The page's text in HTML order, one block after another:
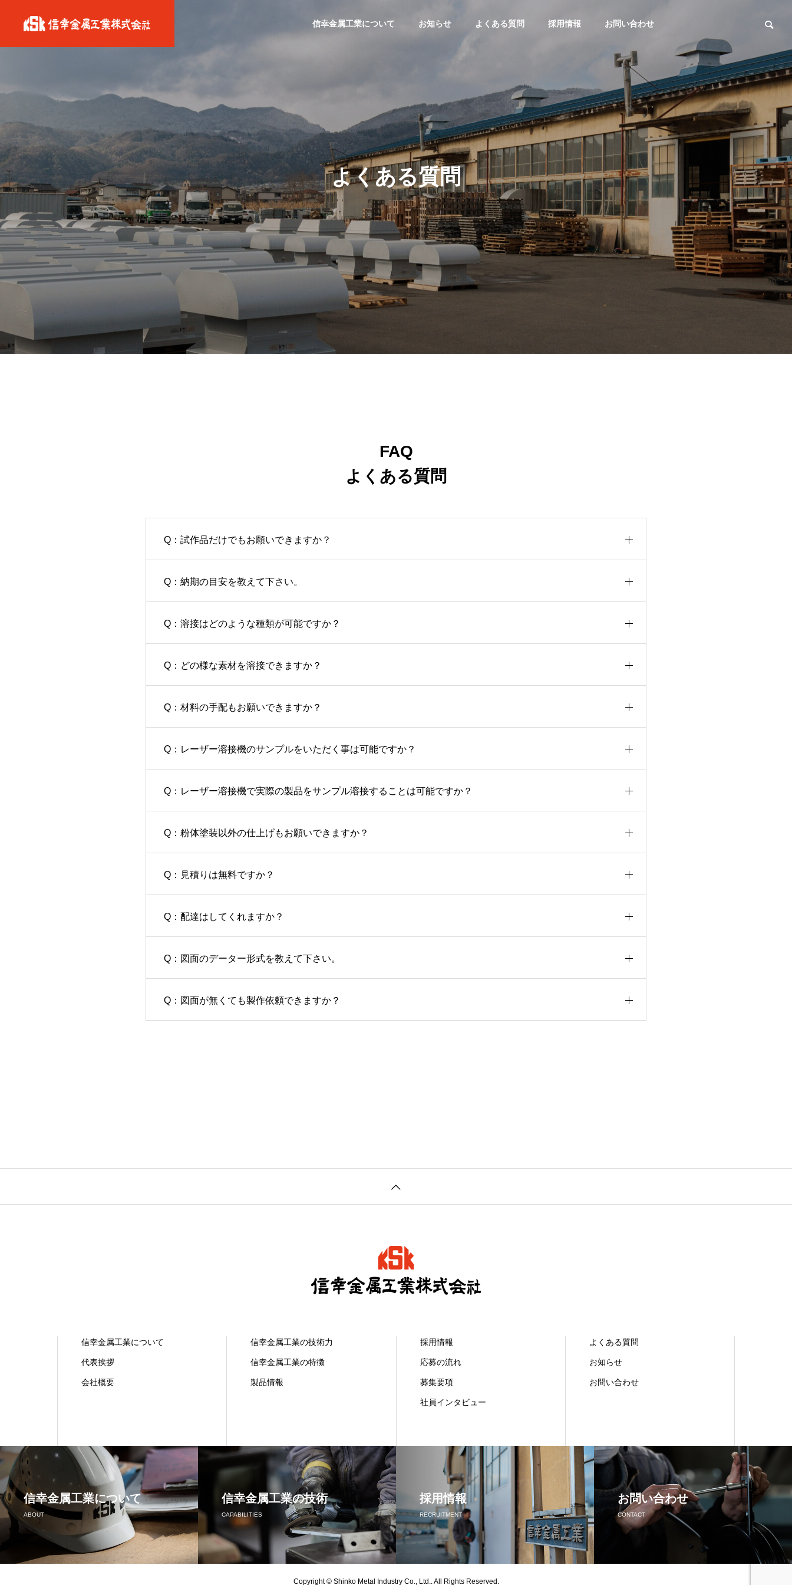
信幸金属工業について お知らせ よくある質問 採用情報 お問い合わせ
ABOUT
信幸金属工業について
代表挨拶 会社概要
COMPANY
信幸金属工業の技術力
CAPABILITIES
信幸金属工業の特徴
FEATURE
製品情報
PRODUCT
よくある質問
FAQ
よくある質問
Q：試作品だけでもお願いできますか？
Q：納期の目安を教えて下さい。
Q：溶接はどのような種類が可能ですか？
Q：どの様な素材を溶接できますか？
Q：材料の手配もお願いできますか？
Q：レーザー溶接機のサンプルをいただく事は可能ですか？
Q：レーザー溶接機で実際の製品をサンプル溶接することは可能ですか？
Q：粉体塗装以外の仕上げもお願いできますか？
Q：見積りは無料ですか？
Q：配達はしてくれますか？
Q：図面のデーター形式を教えて下さい。
Q：図面が無くても製作依頼できますか？
信幸金属工業について
代表挨拶
会社概要
信幸金属工業の技術力
信幸金属工業の特徴
製品情報
採用情報
応募の流れ
募集要項
社員インタビュー
よくある質問
お知らせ
お問い合わせ
信幸金属工業について
ABOUT
信幸金属工業の技術
CAPABILITIES
採用情報
RECRUITMENT
お問い合わせ
CONTACT
Copyright © Shinko Metal Industry Co., Ltd.. All Rights Reserved.